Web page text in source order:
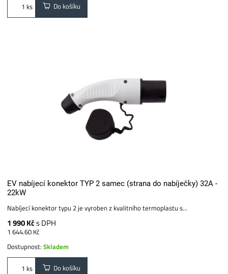
ks Do košíku
EV nabíjecí konektor TYP 2 samec (strana do nabíječky) 32A -
22kW
Nabíjecí konektor typu 2 je vyroben z kvalitního termoplastu s...
1 990 Kčs DPH
1 644.60 Kč
Dostupnost:Skladem
ks Do košíku